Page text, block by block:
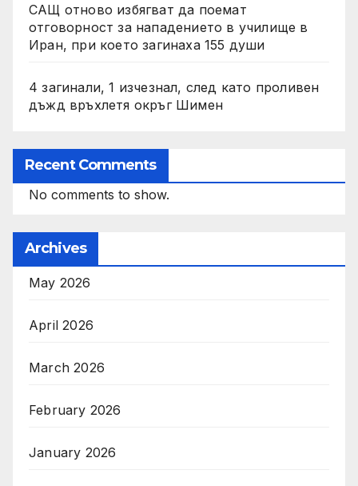
САЩ отново избягват да поемат
отговорност за нападението в училище в
Иран, при което загинаха 155 души
4 загинали, 1 изчезнал, след като проливен
дъжд връхлетя окръг Шимен
Recent Comments
No comments to show.
Archives
May 2026
April 2026
March 2026
February 2026
January 2026